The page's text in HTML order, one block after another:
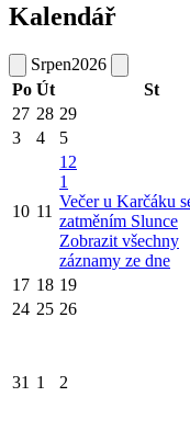
Kalendář
Srpen2026
Po Út St
27 28 29
3
4 5
10 11
12
1
Večer u Karčáku
zatměním Slunce
Zobrazit všechny
záznamy ze dne
17 18 19
24 25 26
31 1 2